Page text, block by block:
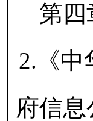
第四
2.《中
府信